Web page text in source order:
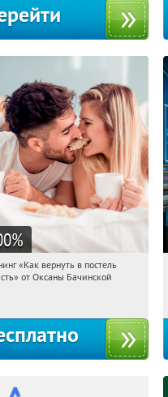
%
Получили:
«Как вернуть в постель
от Оксаны Бачинской